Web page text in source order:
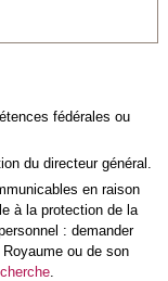
fédérales ou
du directeur général.
en raison
à la protection de la
: demander
Royaume ou de son
.